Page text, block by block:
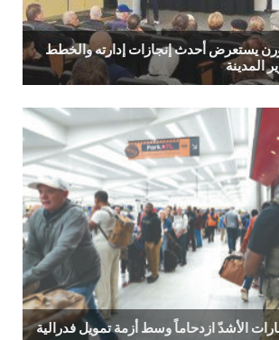
الأشدّ ازدحاماً وسط أزمة تمويل فدرالية